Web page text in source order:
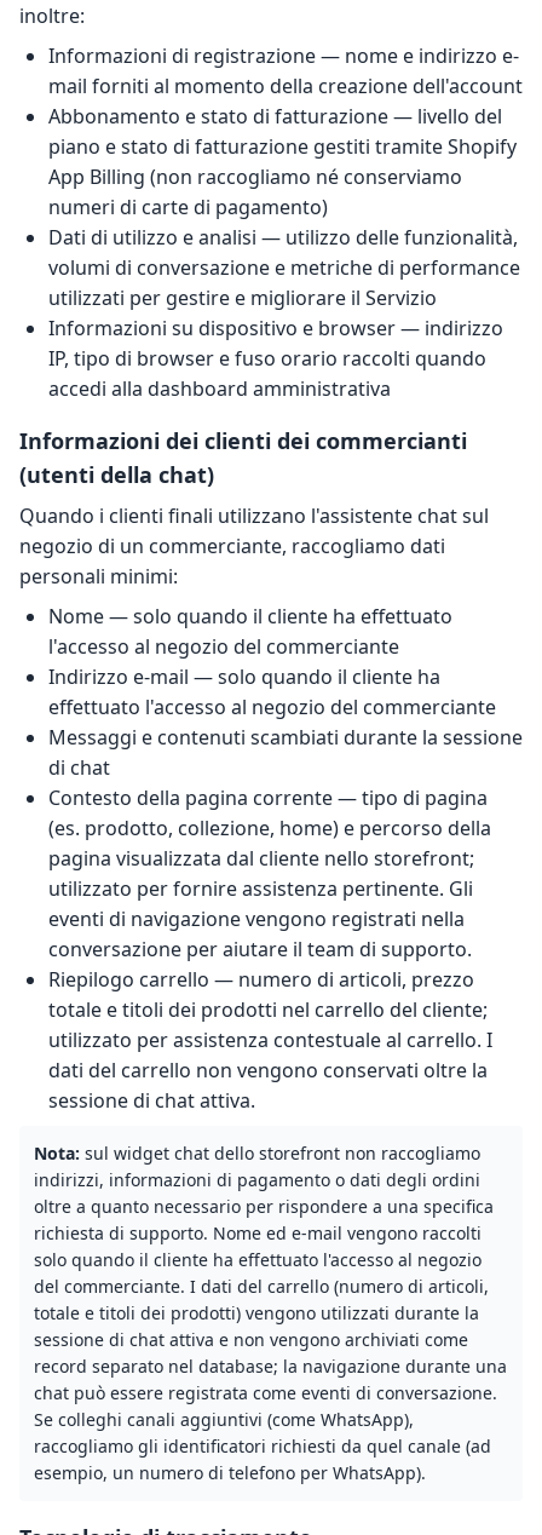
inoltre:
Informazioni di registrazione — nome e indirizzo e-
mail forniti al momento della creazione dell'account
Abbonamento e stato di fatturazione — livello del
piano e stato di fatturazione gestiti tramite Shopify
App Billing (non raccogliamo né conserviamo
numeri di carte di pagamento)
Dati di utilizzo e analisi — utilizzo delle funzionalità,
volumi di conversazione e metriche di performance
utilizzati per gestire e migliorare il Servizio
Informazioni su dispositivo e browser — indirizzo
IP, tipo di browser e fuso orario raccolti quando
accedi alla dashboard amministrativa
Informazioni dei clienti dei commercianti
(utenti della chat)
Quando i clienti finali utilizzano l'assistente chat sul
negozio di un commerciante, raccogliamo dati
personali minimi:
Nome — solo quando il cliente ha effettuato
l'accesso al negozio del commerciante
Indirizzo e-mail — solo quando il cliente ha
effettuato l'accesso al negozio del commerciante
Messaggi e contenuti scambiati durante la sessione
di chat
Contesto della pagina corrente — tipo di pagina
(es. prodotto, collezione, home) e percorso della
pagina visualizzata dal cliente nello storefront;
utilizzato per fornire assistenza pertinente. Gli
eventi di navigazione vengono registrati nella
conversazione per aiutare il team di supporto.
Riepilogo carrello — numero di articoli, prezzo
totale e titoli dei prodotti nel carrello del cliente;
utilizzato per assistenza contestuale al carrello. I
dati del carrello non vengono conservati oltre la
sessione di chat attiva.
Nota: sul widget chat dello storefront non raccogliamo
indirizzi, informazioni di pagamento o dati degli ordini
oltre a quanto necessario per rispondere a una specifica
richiesta di supporto. Nome ed e-mail vengono raccolti
solo quando il cliente ha effettuato l'accesso al negozio
del commerciante. I dati del carrello (numero di articoli,
totale e titoli dei prodotti) vengono utilizzati durante la
sessione di chat attiva e non vengono archiviati come
record separato nel database; la navigazione durante una
chat può essere registrata come eventi di conversazione.
Se colleghi canali aggiuntivi (come WhatsApp),
raccogliamo gli identificatori richiesti da quel canale (ad
esempio, un numero di telefono per WhatsApp).